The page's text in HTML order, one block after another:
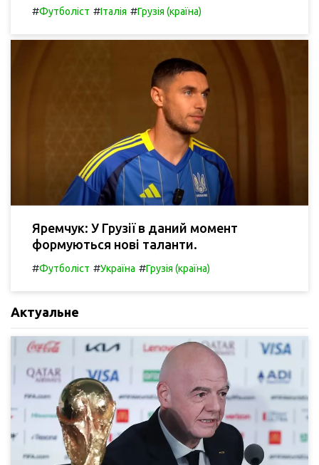
#Футболіст #Італія #Грузія (країна)
Яремчук: У Грузії в даний момент
формуються нові таланти.
#Футболіст #Україна #Грузія (країна)
Актуальне